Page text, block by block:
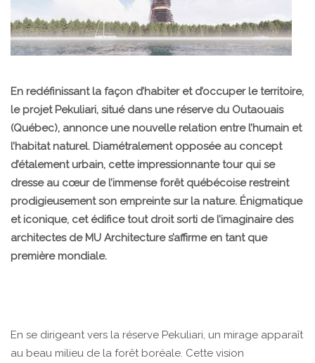
En redéfinissant la façon d’habiter et d’occuper le territoire,
le projet Pekuliari, situé dans une réserve du Outaouais
(Québec), annonce une nouvelle relation entre l’humain et
l’habitat naturel. Diamétralement opposée au concept
d’étalement urbain, cette impressionnante tour qui se
dresse au cœur de l’immense forêt québécoise restreint
prodigieusement son empreinte sur la nature. Énigmatique
et iconique, cet édifice tout droit sorti de l’imaginaire des
architectes de MU Architecture s’affirme en tant que
première mondiale.
En se dirigeant vers la réserve Pekuliari, un mirage apparaît
au beau milieu de la forêt boréale. Cette vision